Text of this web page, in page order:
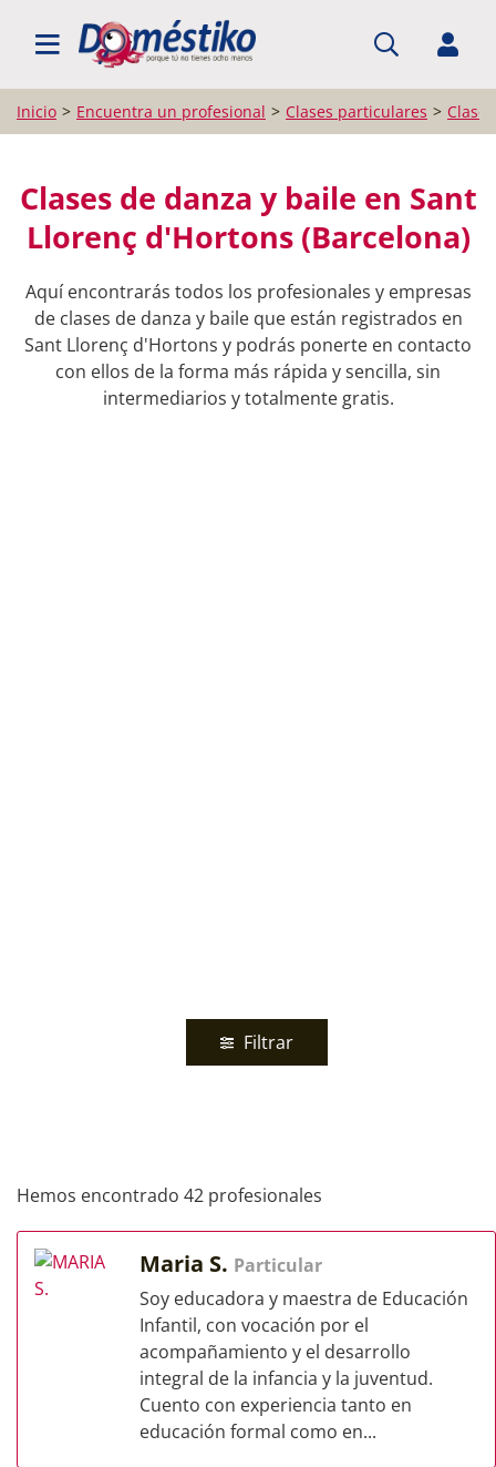
BUSCAR PROFESIONALES
Inicio Encuentra un profesional Clases particulares
Clases de danza y baile en Sant
Llorenç d'Hortons (Barcelona)
Aquí encontrarás todos los profesionales y empresas
de clases de danza y baile que están registrados en
Sant Llorenç d'Hortons y podrás ponerte en contacto
con ellos de la forma más rápida y sencilla, sin
intermediarios y totalmente gratis.
Filtrar
Hemos encontrado 42 profesionales
Maria S. Particular
Soy educadora y maestra de Educación
Infantil, con vocación por el
acompañamiento y el desarrollo
integral de la infancia y la juventud.
Cuento con experiencia tanto en
educación formal como en...